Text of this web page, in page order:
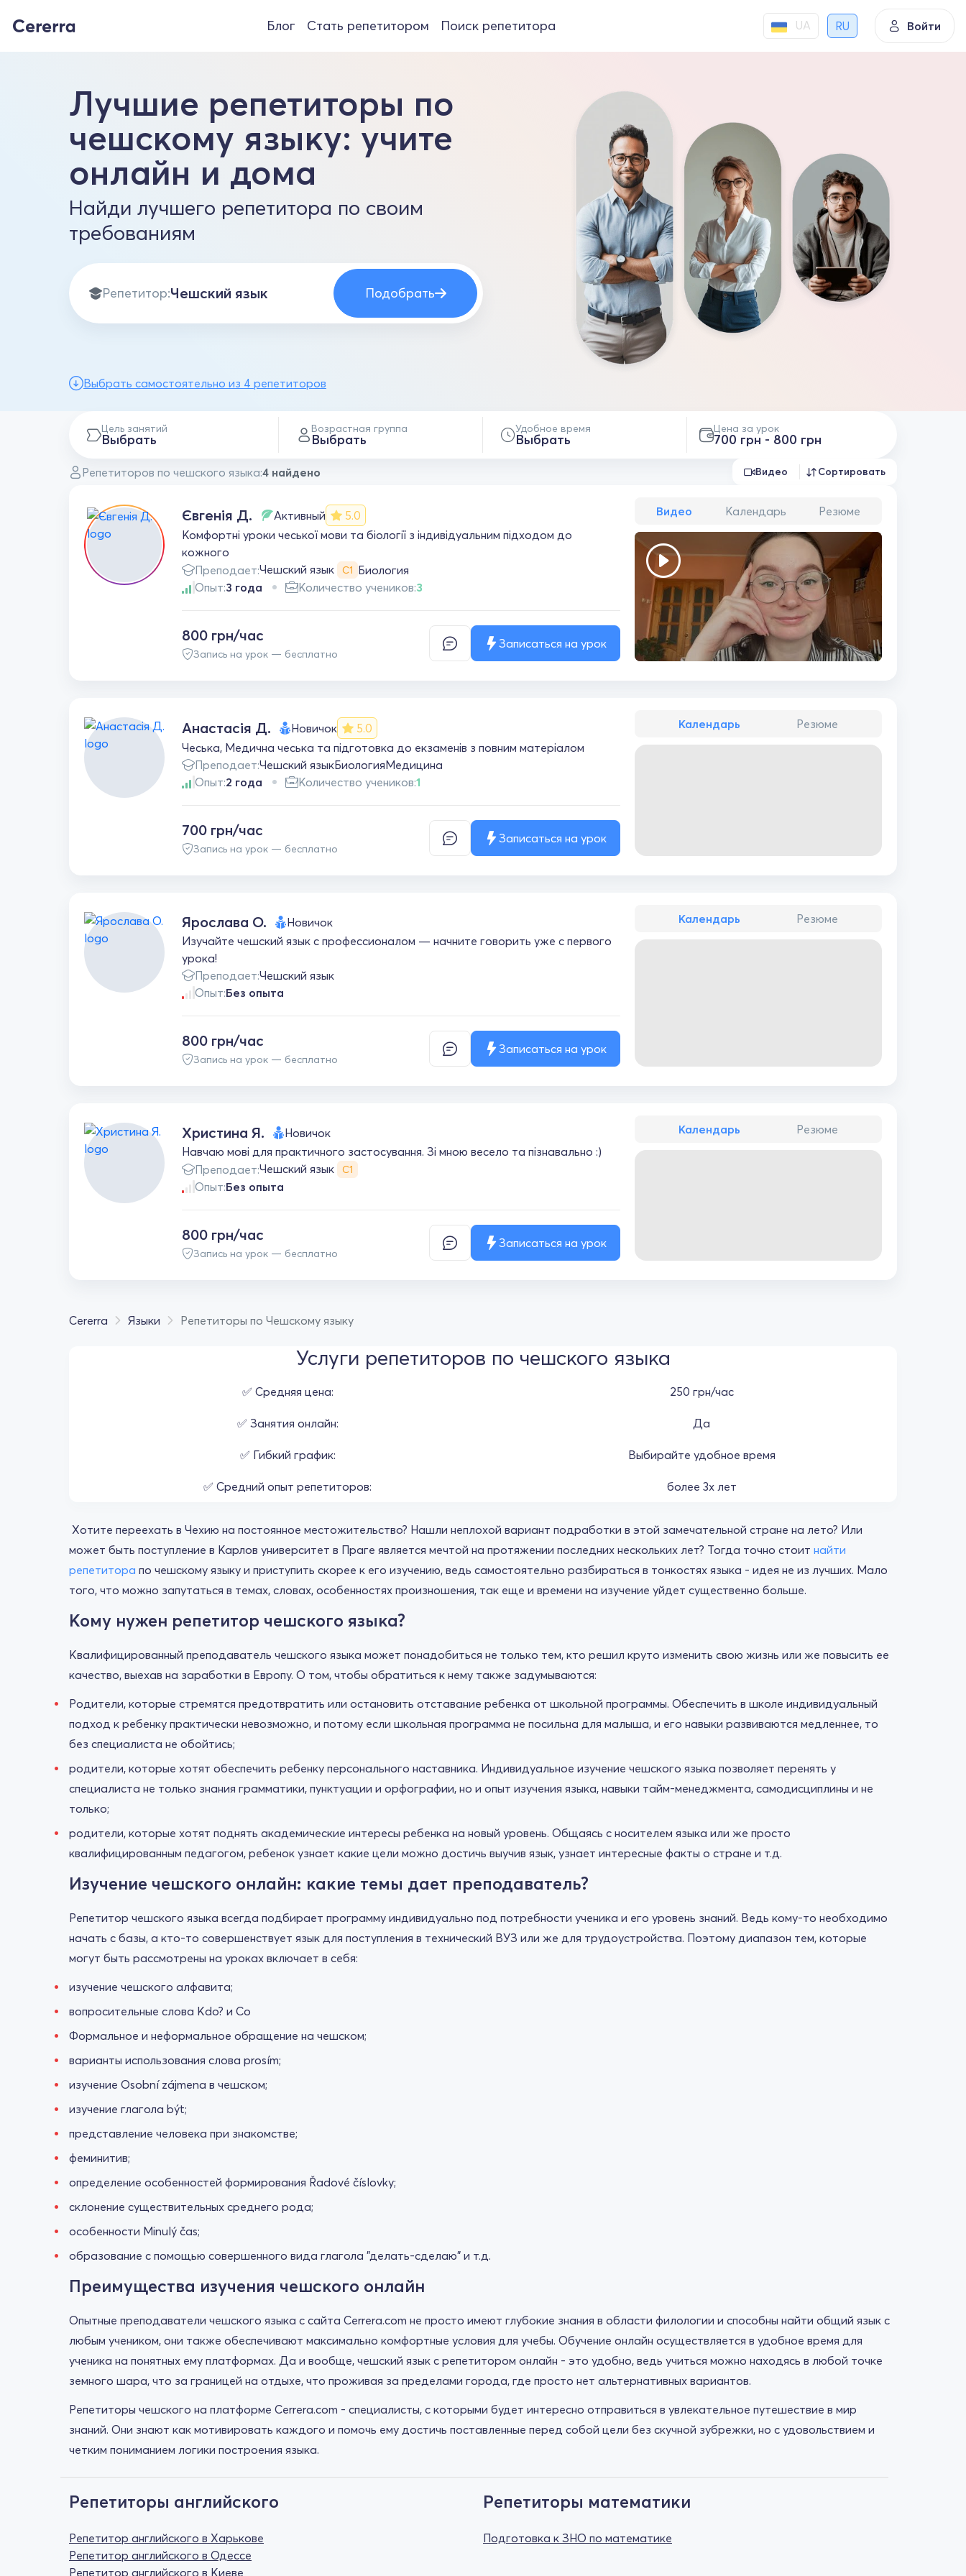
Блог Стать репетитором Поиск репетитора UA RU Войти
Лучшие репетиторы по
чешскому языку: учите
онлайн и дома
Найди лучшего репетитора по своим
требованиям
Репетитор: Подобрать
Выбрать самостоятельно из 4 репетиторов
Цель занятий
Выбрать
Возрастная группа
Выбрать
Удобное время
Выбрать
Цена за урок
700 грн - 800 грн
Репетиторов по чешского языка:4 найдено Видео Сортировать
Євгенія Д. Активный
5.0
Комфортні уроки чеської мови та біології з індивідуальним підходом до
кожного
Преподает:Чешский язык С1 Биология
Опыт:3 года Количество учеников:3
800 грн/час
Запись на урок — бесплатно
Записаться на урок
Видео Календарь Резюме
Анастасія Д. Новичок
5.0
Чеська, Медична чеська та підготовка до екзаменів з повним матеріалом
Преподает:Чешский языкБиологияМедицина
Опыт:2 года Количество учеников:1
700 грн/час
Запись на урок — бесплатно
Записаться на урок
Календарь Резюме
Ярослава О.
Новичок
Изучайте чешский язык с профессионалом — начните говорить уже с первого
урока!
Преподает:Чешский язык
Опыт:Без опыта
800 грн/час
Запись на урок — бесплатно
Записаться на урок
Календарь Резюме
Христина Я.
Новичок
Навчаю мові для практичного застосування. Зі мною весело та пізнавально :)
Преподает:Чешский язык С1
Опыт:Без опыта
800 грн/час
Запись на урок — бесплатно
Записаться на урок
Календарь Резюме
Cererra Языки Репетиторы по Чешскому языку
Услуги репетиторов по чешского языка
✅ Средняя цена: 250 грн/час
✅ Занятия онлайн: Да
✅ Гибкий график: Выбирайте удобное время
✅ Средний опыт репетиторов: более 3х лет
Хотите переехать в Чехию на постоянное местожительство? Нашли неплохой вариант подработки в этой замечательной стране на лето? Или
может быть поступление в Карлов университет в Праге является мечтой на протяжении последних нескольких лет? Тогда точно стоит найти
репетитора по чешскому языку и приступить скорее к его изучению, ведь самостоятельно разбираться в тонкостях языка - идея не из лучших. Мало
того, что можно запутаться в темах, словах, особенностях произношения, так еще и времени на изучение уйдет существенно больше.
Кому нужен репетитор чешского языка?
Квалифицированный преподаватель чешского языка может понадобиться не только тем, кто решил круто изменить свою жизнь или же повысить ее
качество, выехав на заработки в Европу. О том, чтобы обратиться к нему также задумываются:
Родители, которые стремятся предотвратить или остановить отставание ребенка от школьной программы. Обеспечить в школе индивидуальный
подход к ребенку практически невозможно, и потому если школьная программа не посильна для малыша, и его навыки развиваются медленнее, то
без специалиста не обойтись;
родители, которые хотят обеспечить ребенку персонального наставника. Индивидуальное изучение чешского языка позволяет перенять у
специалиста не только знания грамматики, пунктуации и орфографии, но и опыт изучения языка, навыки тайм-менеджмента, самодисциплины и не
только;
родители, которые хотят поднять академические интересы ребенка на новый уровень. Общаясь с носителем языка или же просто
квалифицированным педагогом, ребенок узнает какие цели можно достичь выучив язык, узнает интересные факты о стране и т.д.
Изучение чешского онлайн: какие темы дает преподаватель?
Репетитор чешского языка всегда подбирает программу индивидуально под потребности ученика и его уровень знаний. Ведь кому-то необходимо
начать с базы, а кто-то совершенствует язык для поступления в технический ВУЗ или же для трудоустройства. Поэтому диапазон тем, которые
могут быть рассмотрены на уроках включает в себя:
изучение чешского алфавита;
вопросительные слова Kdo? и Co
Формальное и неформальное обращение на чешском;
варианты использования слова prosím;
изучение Osobní zájmena в чешском;
изучение глагола být;
представление человека при знакомстве;
феминитив;
определение особенностей формирования Řadové číslovky;
склонение существительных среднего рода;
особенности Minulý čas;
образование с помощью совершенного вида глагола "делать-сделаю" и т.д.
Преимущества изучения чешского онлайн
Опытные преподаватели чешского языка с сайта Cerrera.com не просто имеют глубокие знания в области филологии и способны найти общий язык с
любым учеником, они также обеспечивают максимально комфортные условия для учебы. Обучение онлайн осуществляется в удобное время для
ученика на понятных ему платформах. Да и вообще, чешский язык с репетитором онлайн - это удобно, ведь учиться можно находясь в любой точке
земного шара, что за границей на отдыхе, что проживая за пределами города, где просто нет альтернативных вариантов.
Репетиторы чешского на платформе Cerrera.com - специалисты, с которыми будет интересно отправиться в увлекательное путешествие в мир
знаний. Они знают как мотивировать каждого и помочь ему достичь поставленные перед собой цели без скучной зубрежки, но с удовольствием и
четким пониманием логики построения языка.
Репетиторы английского
Репетитор английского в Харькове
Репетитор английского в Одессе
Репетитор английского в Киеве
Репетиторы математики
Подготовка к ЗНО по математике